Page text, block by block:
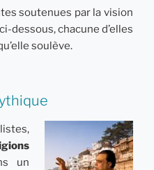
soutenues par la vision
dessous, chacune d’elles
soulève.
un